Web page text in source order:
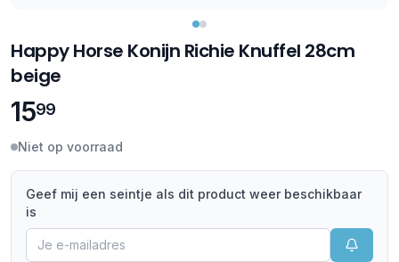
Happy Horse Konijn Richie Knuffel 28cm
beige
1599
Niet op voorraad
Geef mij een seintje als dit product weer beschikbaar
is